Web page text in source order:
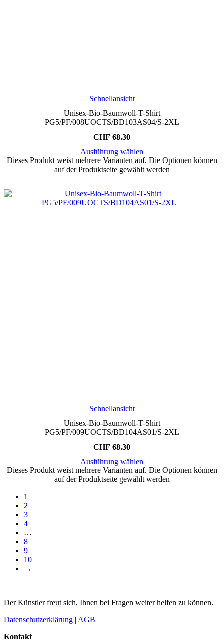
Schnellansicht
Unisex-Bio-Baumwoll-T-Shirt
PG5/PF/008UOCTS/BD103AS04/S-2XL
CHF 68.30
Ausführung wählen
Dieses Produkt weist mehrere Varianten auf. Die Optionen können
auf der Produktseite gewählt werden
Schnellansicht
Unisex-Bio-Baumwoll-T-Shirt
PG5/PF/009UOCTS/BD104AS01/S-2XL
CHF 68.30
Ausführung wählen
Dieses Produkt weist mehrere Varianten auf. Die Optionen können
auf der Produktseite gewählt werden
1
2
3
4
…
8
9
10
→
Der Künstler freut sich, Ihnen bei Fragen weiter helfen zu können.
Datenschutzerklärung | AGB
Kontakt